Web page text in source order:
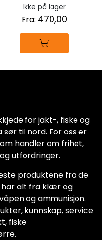
Ikke på lager
Fra: 470,00
for jakt-, fiske og
til nord. For oss er
handler om frihet,
utfordringer.
produktene fra de
har alt fra klær og
og ammunisjon.
kunnskap, service
fiske